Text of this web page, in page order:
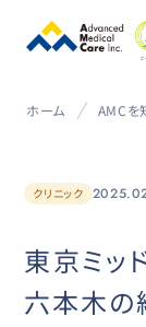
ホーム AMCを
クリニック
東京ミッ
六本木の